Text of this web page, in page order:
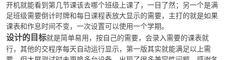
开机就能看到第几节课该去哪个班级上课了，一目了然；另一个是满
足班级需要倒计时牌和每日课程表放大显示的需要，主打的就是如果
课表和作息时间不变，一次设置可以使用一个学期。
设计的目标就是简单易用，按自己的需要，会录入需要的课表就
行，其他的交程序每天自动运行显示，第一版其实就能满足以上需